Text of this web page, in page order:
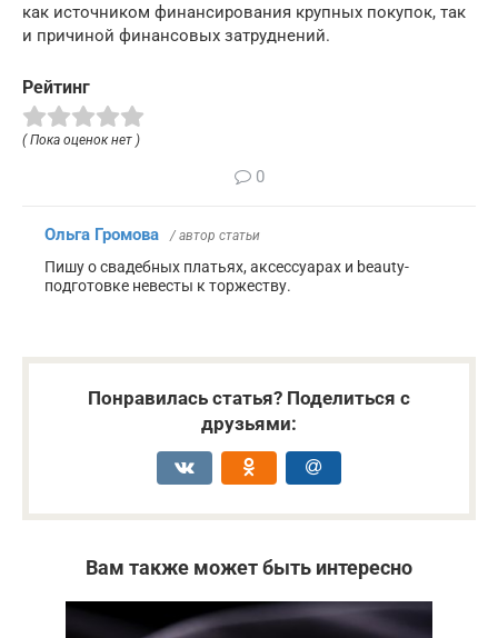
как источником финансирования крупных покупок, так
и причиной финансовых затруднений.
Рейтинг
( Пока оценок нет )
0
Ольга Громова / автор статьи
Пишу о свадебных платьях, аксессуарах и beauty-
подготовке невесты к торжеству.
Понравилась статья? Поделиться с
друзьями:
Вам также может быть интересно